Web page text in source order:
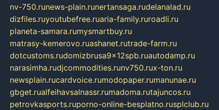
nv-750.runews-plain.runertansaga.rudelanalad.ru
dizfiles.ruyoutubefree.ruaria-family.ruroadli.ru
planeta-samara.rumysmartbuy.ru
matrasy-kemerovo.ruashanet.rutrade-farm.ru
dotcustoms.rudomizbrusa9x12spb.ruautodamp.ru
narasimha.rudjcommodities.runv750.rux-ton.ru
newsplain.rucardvoice.rumodopaper.rumanunae.ru
gbget.rualfeihavsalnassr.rumadoma.rutajuncos.ru
petrovkasports.ruporno-online-besplatno.rusplclub.ru